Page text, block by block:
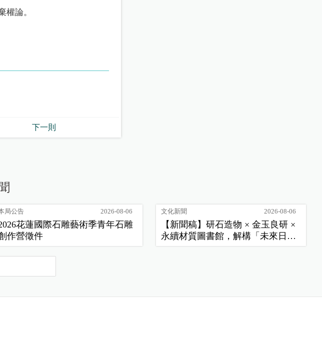
權論。
下一則
局公告 2026-08-06
花蓮國際石雕藝術季青年石雕
作營徵件
文化新聞 2026-08-06
【新聞稿】研石造物 × 金玉良研 ×
永續材質圖書館，解構「未來日
常」新樣貌